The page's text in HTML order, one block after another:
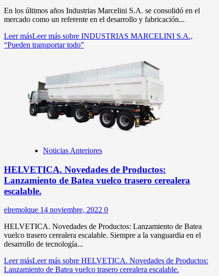
En los últimos años Industrias Marcelini S.A. se consolidó en el
mercado como un referente en el desarrollo y fabricación...
Leer másLeer más sobre INDUSTRIAS MARCELINI S.A.,
“Pueden transportar todo”
Noticias Anteriores
HELVETICA. Novedades de Productos:
Lanzamiento de Batea vuelco trasero cerealera
escalable.
elremolque 14 noviembre, 2022 0
HELVETICA. Novedades de Productos: Lanzamiento de Batea
vuelco trasero cerealera escalable. Siempre a la vanguardia en el
desarrollo de tecnología...
Leer másLeer más sobre HELVETICA. Novedades de Productos:
Lanzamiento de Batea vuelco trasero cerealera escalable.